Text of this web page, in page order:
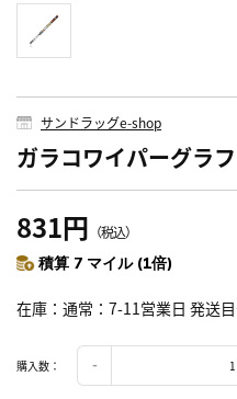
サンドラッグe-shop
ガラコワイパーグラ
831円 （税込）
積算 7 マイル (1倍)
在庫 通常：7-11営業日 発送
購入数：